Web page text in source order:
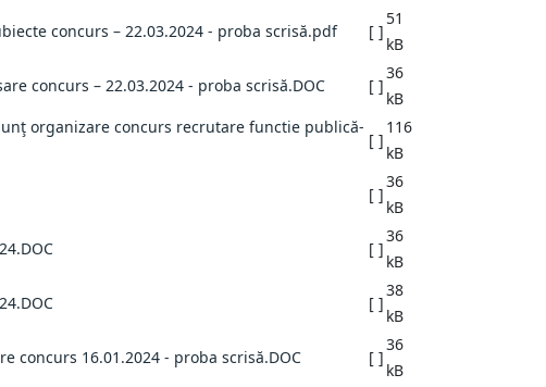
concurs – 22.03.2024 - proba scrisă.pdf
[ ]
51
kB
concurs – 22.03.2024 - proba scrisă.DOC
[ ]
36
kB
organizare concurs recrutare functie publică-
[ ]
116
kB
[ ]
36
kB
[ ]
36
kB
[ ]
38
kB
concurs 16.01.2024 - proba scrisă.DOC
[ ]
36
kB